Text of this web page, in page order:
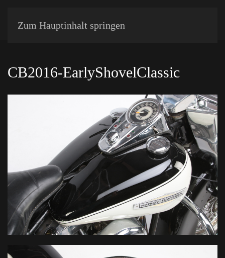
Zum Hauptinhalt springen
CB2016-EarlyShovelClassic